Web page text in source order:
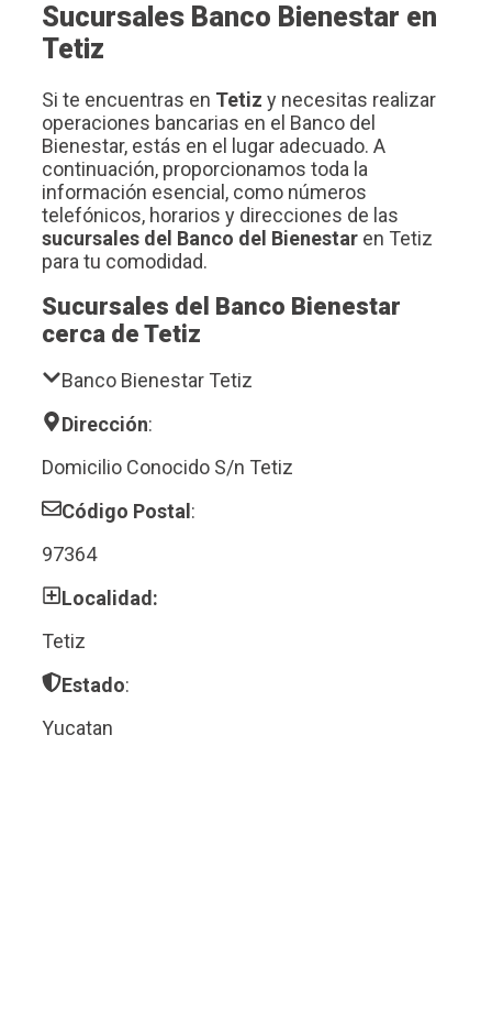
Sucursales Banco Bienestar en
Tetiz
Si te encuentras en Tetiz y necesitas realizar
operaciones bancarias en el Banco del
Bienestar, estás en el lugar adecuado. A
continuación, proporcionamos toda la
información esencial, como números
telefónicos, horarios y direcciones de las
sucursales del Banco del Bienestar en Tetiz
para tu comodidad.
Sucursales del Banco Bienestar
cerca de Tetiz
Banco Bienestar Tetiz
Dirección:
Domicilio Conocido S/n Tetiz
Código Postal :
97364
Localidad:
Tetiz
Estado:
Yucatan